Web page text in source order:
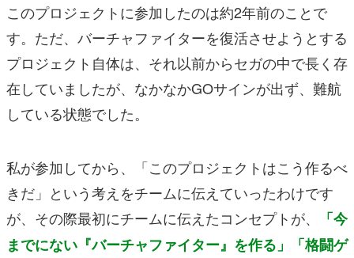
このプロジェクトに参加したのは約2年前のことで
す。ただ、バーチャファイターを復活させようとする
プロジェクト自体は、それ以前からセガの中で長く存
在していましたが、なかなかGOサインが出ず、難航
している状態でした。
私が参加してから、「このプロジェクトはこう作るべ
きだ」という考えをチームに伝えていったわけです
が、その際最初にチームに伝えたコンセプトが、
「今
までにない『バーチャファイター』を作る」「格闘ゲ